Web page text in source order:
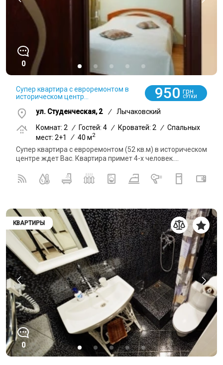
0
Супер квартира с евроремонтом в
историческом центр...
950 грн
СУТКИ
ул. Студенческая, 2 /
Лычаковский
Комнат: 2
/ Гостей: 4 / Кроватей: 2 / Спальных
мест: 2+1
/ 40 м2
Супер квартира с евроремонтом (52 кв.м) в историческом
центре ждет Вас. Квартира примет 4-х человек....
КВАРТИРЫ
0